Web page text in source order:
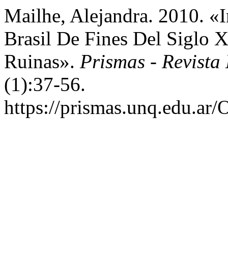
Mailhe, Alejandra. 2010.
Brasil De Fines Del Siglo
Ruinas». Prismas -
(1):37-56.
https://